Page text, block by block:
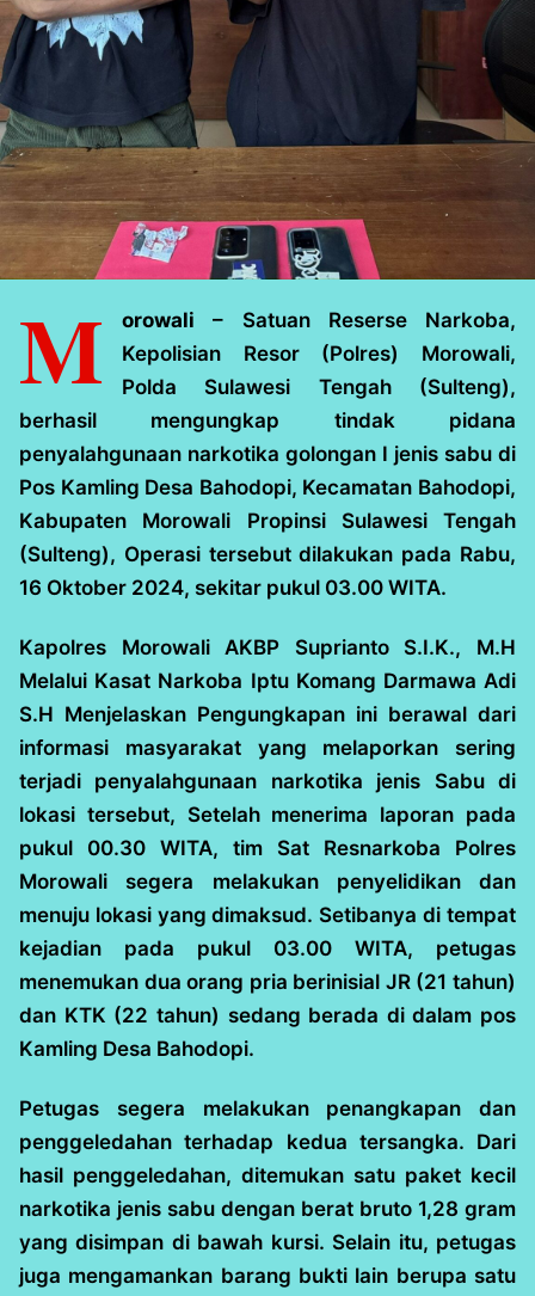
M orowali – Satuan Reserse Narkoba,
Kepolisian Resor (Polres) Morowali,
Polda Sulawesi Tengah (Sulteng),
berhasil mengungkap tindak pidana
penyalahgunaan narkotika golongan I jenis sabu di
Pos Kamling Desa Bahodopi, Kecamatan Bahodopi,
Kabupaten Morowali Propinsi Sulawesi Tengah
(Sulteng), Operasi tersebut dilakukan pada Rabu,
16 Oktober 2024, sekitar pukul 03.00 WITA.
Kapolres Morowali AKBP Suprianto S.I.K., M.H
Melalui Kasat Narkoba Iptu Komang Darmawa Adi
S.H Menjelaskan Pengungkapan ini berawal dari
informasi masyarakat yang melaporkan sering
terjadi penyalahgunaan narkotika jenis Sabu di
lokasi tersebut, Setelah menerima laporan pada
pukul 00.30 WITA, tim Sat Resnarkoba Polres
Morowali segera melakukan penyelidikan dan
menuju lokasi yang dimaksud. Setibanya di tempat
kejadian pada pukul 03.00 WITA, petugas
menemukan dua orang pria berinisial JR (21 tahun)
dan KTK (22 tahun) sedang berada di dalam pos
Kamling Desa Bahodopi.
Petugas segera melakukan penangkapan dan
penggeledahan terhadap kedua tersangka. Dari
hasil penggeledahan, ditemukan satu paket kecil
narkotika jenis sabu dengan berat bruto 1,28 gram
yang disimpan di bawah kursi. Selain itu, petugas
juga mengamankan barang bukti lain berupa satu